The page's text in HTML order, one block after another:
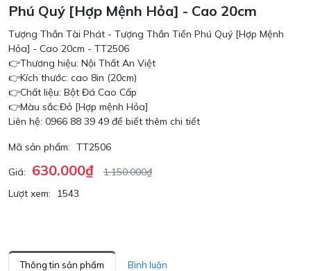
Phú Quý [Hợp Mệnh Hỏa] - Cao 20cm
Tượng Thần Tài Phát - Tượng Thần Tiền Phú Quý [Hợp Mệnh
Hỏa] - Cao 20cm - TT2506
👉Thương hiệu: Nội Thất An Việt
👉Kích thước: cao 8in (20cm)
👉Chất liệu: Bột Đá Cao Cấp
👉Màu sắc:Đỏ [Hợp mệnh Hỏa]
Liên hệ: 0966 88 39 49 để biết thêm chi tiết
Mã sản phẩm: TT2506
Giá:
630.000₫
1.150.000₫
Lượt xem:
1543
Thông tin sản phẩm Bình luận